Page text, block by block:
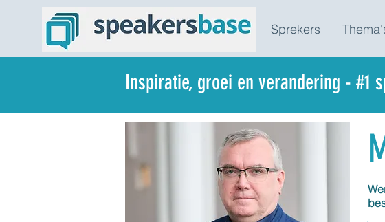
Sprekers
Inspiratie, groei en verandering - #1